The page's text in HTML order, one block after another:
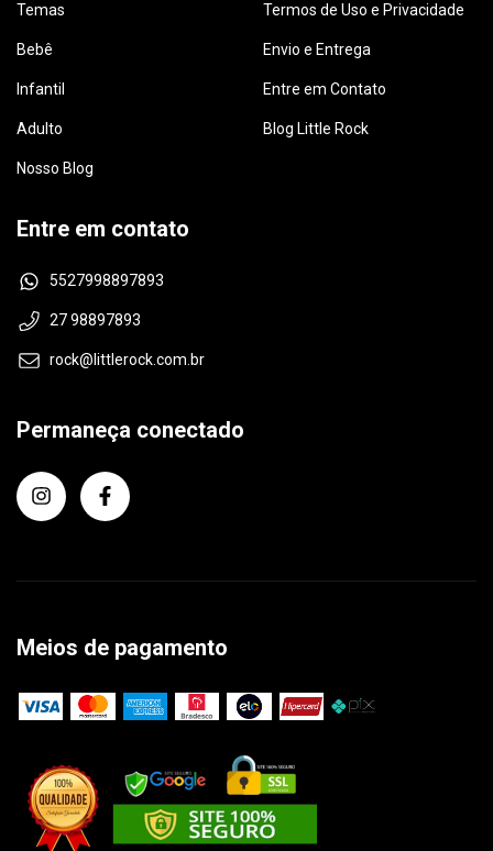
Temas
Bebê
Infantil
Adulto
Nosso Blog
Termos de Uso e Privacidade
Envio e Entrega
Entre em Contato
Blog Little Rock
Entre em contato
5527998897893
27 98897893
rock@littlerock.com.br
Permaneça conectado
Meios de pagamento